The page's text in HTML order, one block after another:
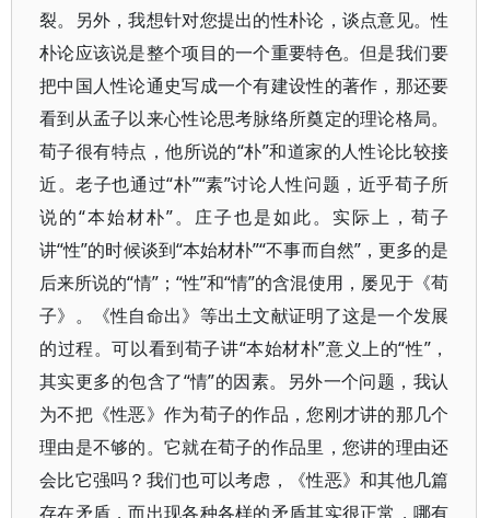
裂。另外，我想针对您提出的性朴论，谈点意见。性
朴论应该说是整个项目的一个重要特色。但是我们要
把中国人性论通史写成一个有建设性的著作，那还要
看到从孟子以来心性论思考脉络所奠定的理论格局。
荀子很有特点，他所说的“朴”和道家的人性论比较接
近。老子也通过“朴”“素”讨论人性问题，近乎荀子所
说的“本始材朴”。庄子也是如此。实际上，荀子
讲“性”的时候谈到“本始材朴”“不事而自然”，更多的是
后来所说的“情”；“性”和“情”的含混使用，屡见于《荀
子》。《性自命出》等出土文献证明了这是一个发展
的过程。可以看到荀子讲“本始材朴”意义上的“性”，
其实更多的包含了“情”的因素。另外一个问题，我认
为不把《性恶》作为荀子的作品，您刚才讲的那几个
理由是不够的。它就在荀子的作品里，您讲的理由还
会比它强吗？我们也可以考虑，《性恶》和其他几篇
存在矛盾，而出现各种各样的矛盾其实很正常，哪有